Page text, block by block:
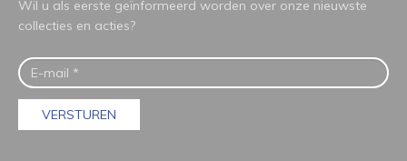
Wil u als eerste geïnformeerd worden over onze nieuwste
collecties en acties?
VERSTUREN